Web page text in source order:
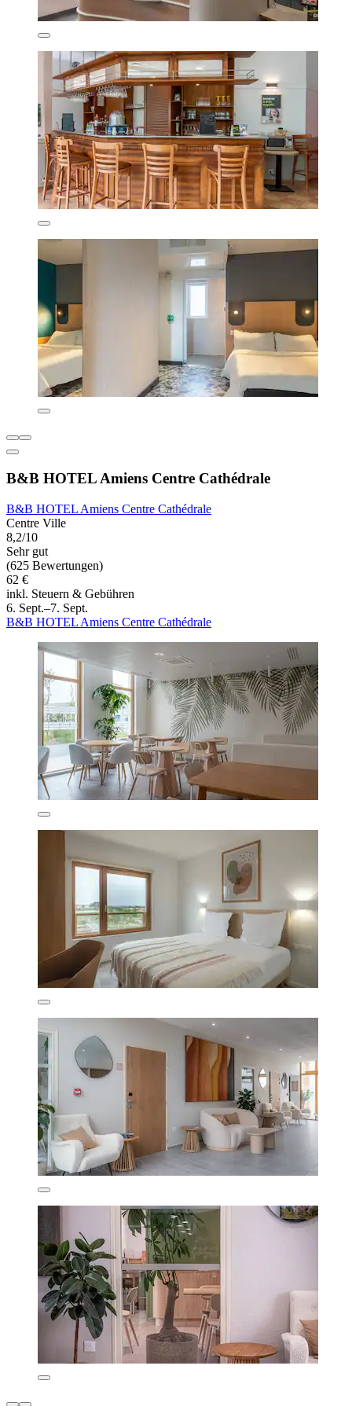
B&B HOTEL Amiens Centre Cathédrale
B&B HOTEL Amiens Centre Cathédrale
Centre Ville
8,2/10
Sehr gut
(625 Bewertungen)
62 €
inkl. Steuern & Gebühren
6. Sept.–7. Sept.
B&B HOTEL Amiens Centre Cathédrale